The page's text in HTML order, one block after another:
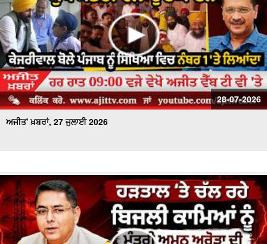
28-07-2026
ਅਜੀਤ' ਖ਼ਬਰਾਂ, 27 ਜੁਲਾਈ 2026